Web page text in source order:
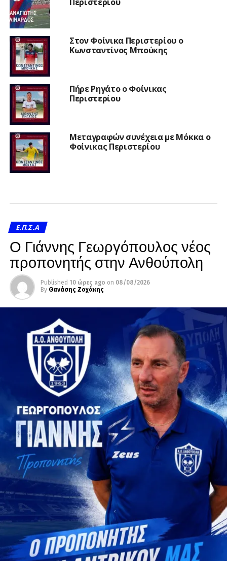
Στον Φοίνικα Περιστερίου ο
Κωνσταντίνος Μπούκης
Πήρε Ρηγάτο ο Φοίνικας
Περιστερίου
Μεταγραφών συνέχεια με Μόκκα ο
Φοίνικας Περιστερίου
Ε.Π.Σ.Α
Ο Γιάννης Γεωργόπουλος νέος
προπονητής στην Ανθούπολη
Published 10 ώρες ago on 08/08/2026
By Θανάσης Ζαχάκης